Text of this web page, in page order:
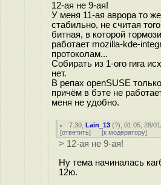
12-ая не 9-ая!
У меня 11-ая аврора то
стабильно, не считая
битная, в которой
работает mozilla-kde-
протоколам...
Собирать из 1-ого гига
нет.
В репах openSUSE
причём в бэте не
меня не удобно.
7.30 ,Lain_13 (?), 01:05, 28/
[ответить] [к модератору]
> 12-ая не 9-ая!
Ну тема начиналась
12ю.